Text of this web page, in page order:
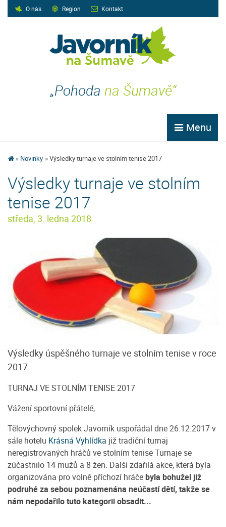
O nás Region Kontakt
„Pohoda na Šumavě“
Menu
Novinky Výsledky turnaje ve stolním tenise 2017
Výsledky turnaje ve stolním
tenise 2017
středa, 3. ledna 2018
Výsledky úspěšného turnaje ve stolním tenise v roce
2017
TURNAJ VE STOLNÍM TENISE 2017
Vážení sportovní přátelé,
Tělovýchovný spolek Javorník uspořádal dne 26.12.2017 v
sále hotelu Krásná Vyhlídka již tradiční turnaj
neregistrovaných hráčů ve stolním tenise Turnaje se
zúčastnilo 14 mužů a 8 žen. Další zdařilá akce, která byla
organizována pro volně příchozí hráčebyla bohužel již
podruhé za sebou poznamenána neúčastí dětí, takže se
nám nepodařilo tuto kategorii obsadit...